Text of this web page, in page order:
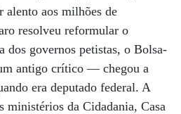
alento aos milhões de
resolveu reformular o
dos governos petistas, o Bolsa-
antigo crítico — chegou a
era deputado federal. A
ministérios da Cidadania, Casa